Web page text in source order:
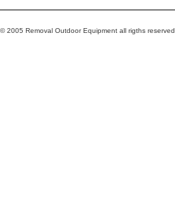
© 2005 Removal Outdoor Equipment all rigths reserved.